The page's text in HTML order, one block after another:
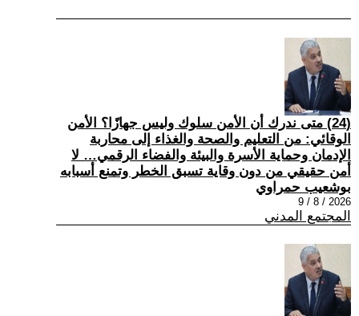
(24) متى ندرك أن الأمن سلوك وليس جهازًا؟ الأمن
الوقائي: من التعليم والصحة والغذاء إلى محاربة
الإدمان وحماية الأسرة والبيئة والفضاء الرقمي… لا
أمن حقيقي من دون وقاية تسبق الخطر وتمنع أسبابه
بوشعيب حمراوي
2026 / 8 / 9
المجتمع المدني